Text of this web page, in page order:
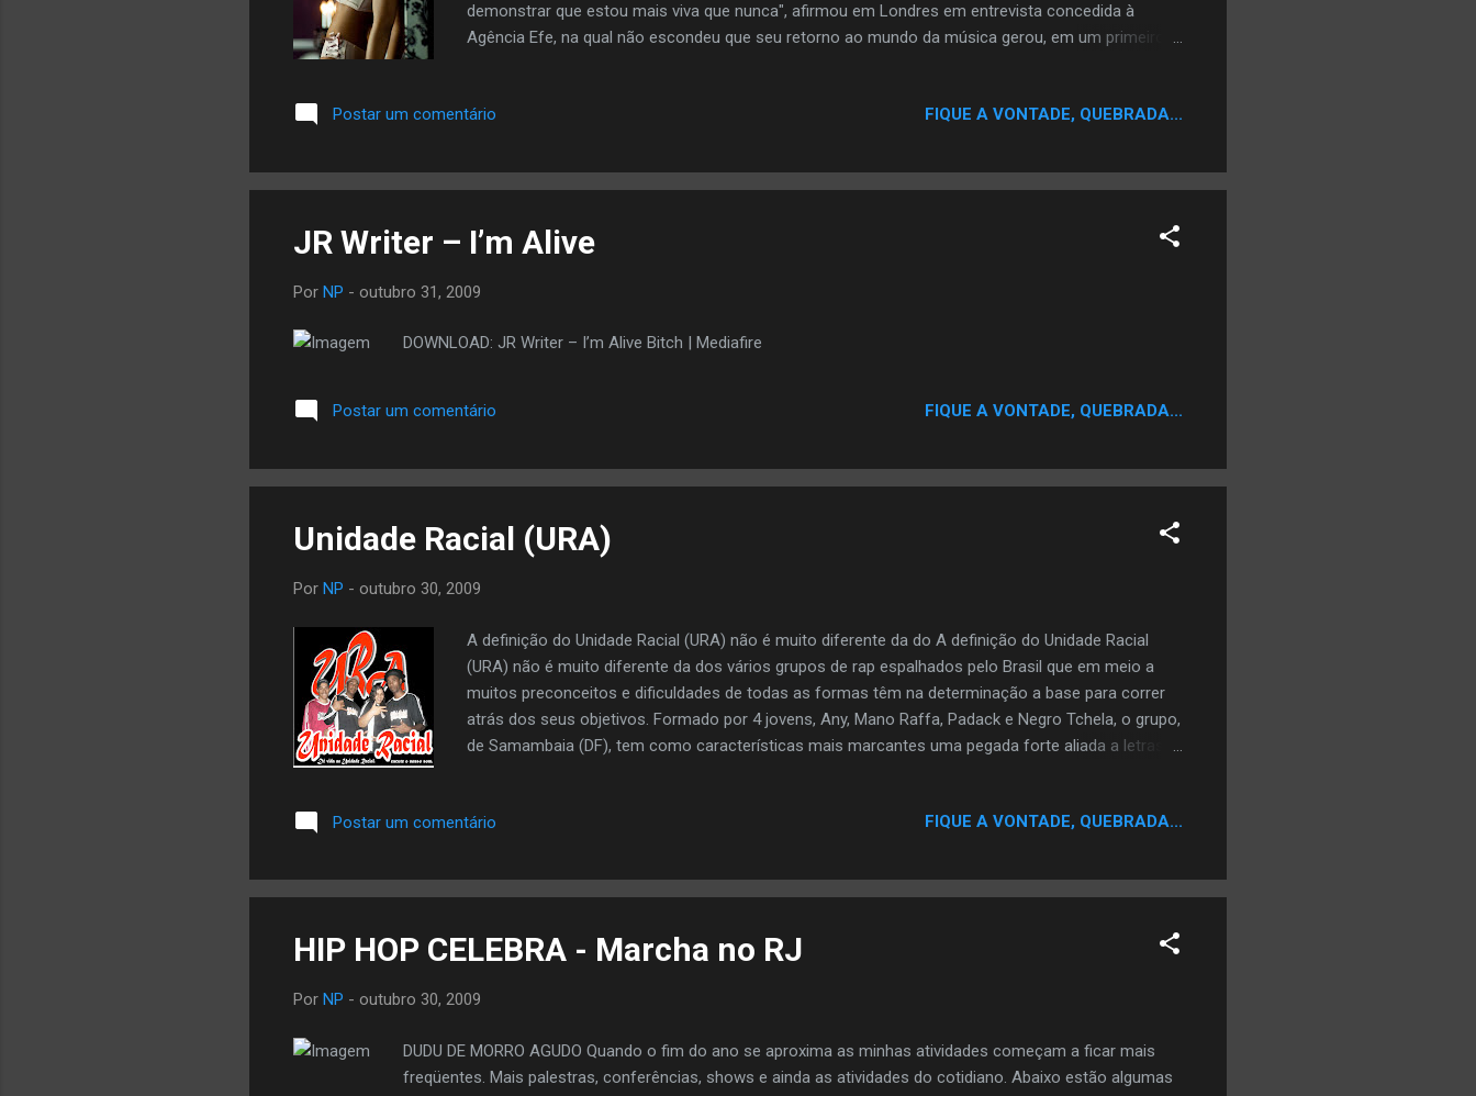
demonstrar que estou mais viva que nunca", afirmou em Londres em entrevista concedida à
Agência Efe, na qual não escondeu que seu retorno ao mundo da música gerou, em um primeiro
voltar a acreditar em suas possibilidades após quatro anos marcados por diferentes problemas de
microvascular e, além disso, foi diagnosticada com uma pericardite. Como se já não fosse
suficiente, a cantora descobriu ainda que seu filho mais velho tem autismo, ...
Postar um comentário FIQUE A VONTADE, QUEBRADA...
JR Writer – I’m Alive
Por NP - outubro 31, 2009
DOWNLOAD: JR Writer – I’m Alive Bitch | Mediafire
Postar um comentário FIQUE A VONTADE, QUEBRADA...
Unidade Racial (URA)
Por NP - outubro 30, 2009
A definição do Unidade Racial (URA) não é muito diferente da do A definição do Unidade Racial
(URA) não é muito diferente da dos vários grupos de rap espalhados pelo Brasil que em meio a
muitos preconceitos e dificuldades de todas as formas têm na determinação a base para correr
atrás dos seus objetivos. Formado por 4 jovens, Any, Mano Raffa, Padack e Negro Tchela, o grupo,
de Samambaia (DF), tem como características mais marcantes uma pegada forte aliada a letras
http://www.4shared.com/file/140390218/d814c76b/Unidade_Racial_-
Lágrimas de uma mãe:
http://www.4shared.com/file/140383771/de8c9cfc/Lgrimas_de_uma_me.html Enquanto a Paz não
vem: http://www.4shared.com/file/140385873/1eb5e531/Enquanto_a_Paz_No_vem.html Entrando
em Cena: http:/...
Postar um comentário FIQUE A VONTADE, QUEBRADA...
Por NP - outubro 30, 2009
DUDU DE MORRO AGUDO Quando o fim do ano se aproxima as minhas atividades começam a ficar mais
freqüentes. Mais palestras, conferências, shows e ainda as atividades do cotidiano. Abaixo estão algumas